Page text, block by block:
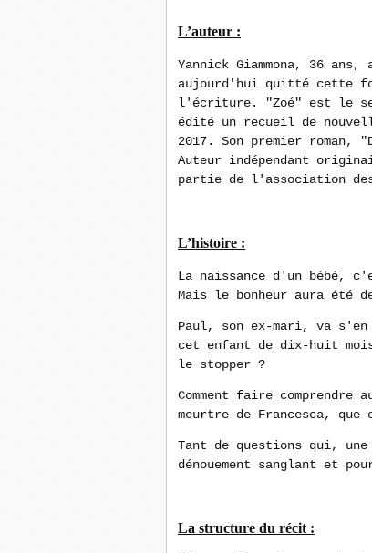
L’auteur :
Yannick Giammona, 36
aujourd'hui quitté cette
l'écriture. "Zoé" est le
édité un recueil de
2017. Son premier roman,
Auteur indépendant
partie de l'association des
L’histoire :
La naissance d'un bébé,
Mais le bonheur aura été
Paul, son ex-mari, va
cet enfant de dix-huit
le stopper ?
Comment faire
meurtre de Francesca,
Tant de questions qui,
dénouement sanglant et
La structure du récit :